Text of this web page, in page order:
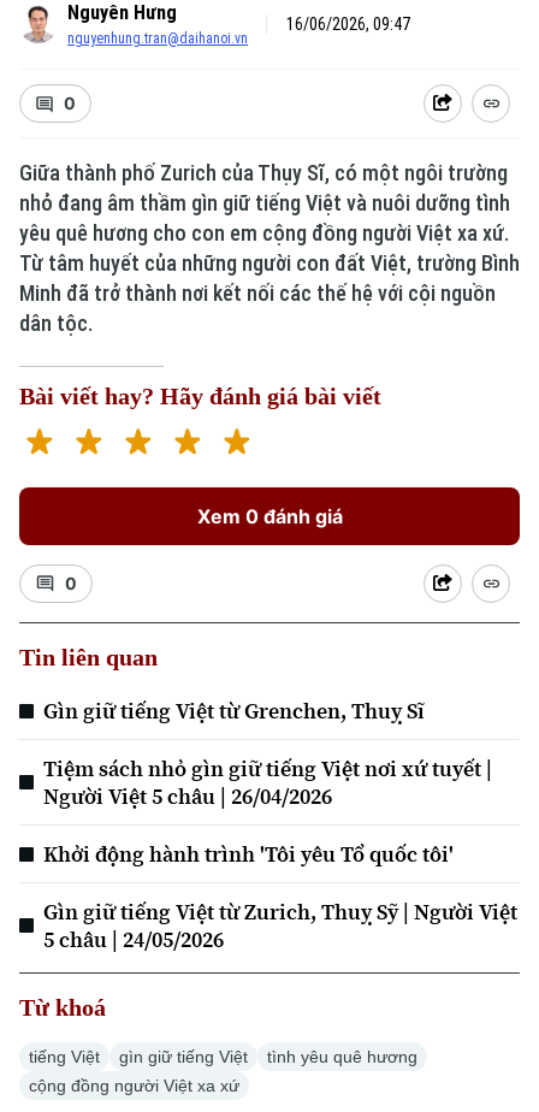
Xu hướng
Nguyên Hưng
nguyenhung.tran@daihanoi.vn
16/06/2026, 09:47
0
Giữa thành phố Zurich của Thụy Sĩ, có một ngôi trường
nhỏ đang âm thầm gìn giữ tiếng Việt và nuôi dưỡng tình
yêu quê hương cho con em cộng đồng người Việt xa xứ.
Từ tâm huyết của những người con đất Việt, trường Bình
Minh đã trở thành nơi kết nối các thế hệ với cội nguồn
dân tộc.
Bài viết hay? Hãy đánh giá bài viết
Xem 0 đánh giá
0
Tin liên quan
Gìn giữ tiếng Việt từ Grenchen, Thuỵ Sĩ
Tiệm sách nhỏ gìn giữ tiếng Việt nơi xứ tuyết |
Người Việt 5 châu | 26/04/2026
Khởi động hành trình 'Tôi yêu Tổ quốc tôi'
Gìn giữ tiếng Việt từ Zurich, Thuỵ Sỹ | Người Việt
5 châu | 24/05/2026
Từ khoá
tiếng Việt gìn giữ tiếng Việt
tình yêu quê hương
cộng đồng người Việt xa xứ